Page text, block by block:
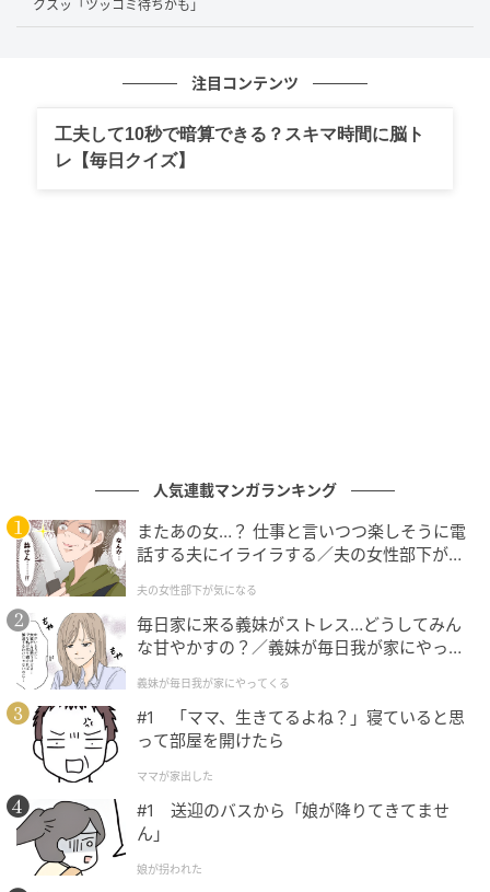
出典：K.Kimura（@how.do.youlike.wed）さん
予想をはるかに超える緑色に、投稿者さんもびっく
り！「ここまで緑になるとは思いませんでした」と、
困惑した気持ちを綴っていました。
ちなみに、見た目はインパクト大ですが、ベースは一
般的なクリームシチューのためとても美味しかったと
のことです。そのまま食べた後、具材を追加してパス
タと和えるなどアレンジを加え、無事に完食したとの
ことです。
こちらの投稿のコメント欄には、思わず吹き出してし
まったユーザーから多数のコメントが寄せられていま
した。なかには「早くもハロウィンメニューが決まり
クスッ「ツッコミ待ちかも」
注目コンテンツ
工夫して10秒で暗算できる？スキマ時間に脳ト
レ【毎日クイズ】
人気連載マンガランキング
またあの女…？ 仕事と言いつつ楽しそうに電
話する夫にイライラする／夫の女性部下が気
夫の女性部下が気になる
毎日家に来る義妹がストレス…どうしてみん
な甘やかすの？／義妹が毎日我が家にやって
が】
義妹が毎日我が家にやってくる
#1 「ママ、生きてるよね？」寝ていると思
って部屋を開けたら
ママが家出した
#1 送迎のバスから「娘が降りてきてませ
ん」
娘が拐われた